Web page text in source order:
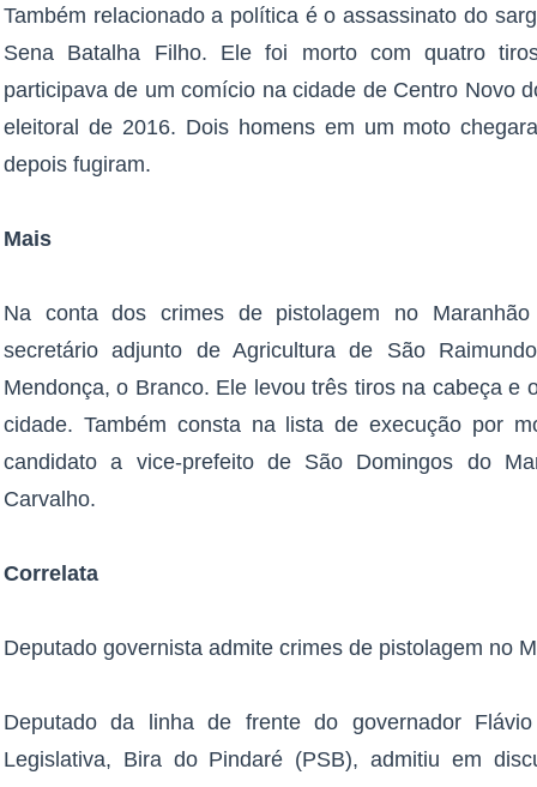
Também relacionado a política é o assassinato do
Sena Batalha Filho. Ele foi morto com quatro
participava de um comício na cidade de Centro Novo
eleitoral de 2016. Dois homens em um moto
depois fugiram.
Mais
Na conta dos crimes de pistolagem no
secretário adjunto de Agricultura de São
Mendonça, o Branco. Ele levou três tiros na cabeça e
cidade. Também consta na lista de execução por
candidato a vice-prefeito de São Domingos do
Carvalho.
Correlata
Deputado governista admite crimes de pistolagem no
Deputado da linha de frente do governador
Legislativa, Bira do Pindaré (PSB), admitiu em